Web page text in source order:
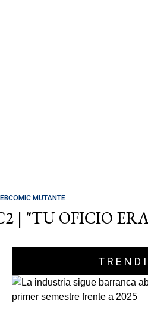
MUTANTE
| "TU OFICIO